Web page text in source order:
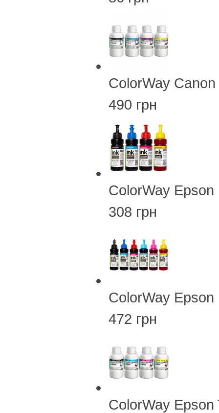
ColorWay
490 грн
ColorWay
308 грн
ColorWay
472 грн
ColorWay